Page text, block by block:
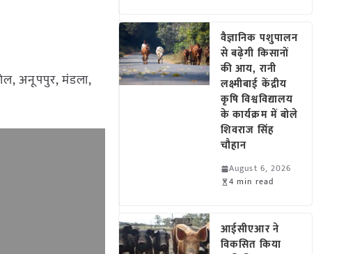
अनूपपुर, मंडला,
वैज्ञानिक पशुपालन
से बढ़ेगी किसानों
की आय, रानी
लक्ष्मीबाई केंद्रीय
कृषि विश्वविद्यालय
के कार्यक्रम में बोले
शिवराज सिंह
चौहान
August 6, 2026
4 min read
आईसीएआर ने
विकसित किया